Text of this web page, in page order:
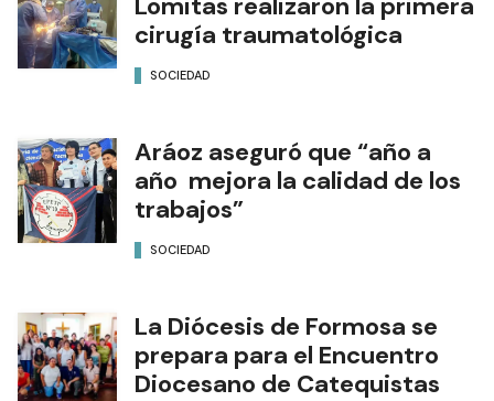
cirugía traumatológica
SOCIEDAD
Aráoz aseguró que “año a
año mejora la calidad de los
trabajos”
SOCIEDAD
La Diócesis de Formosa se
prepara para el Encuentro
Diocesano de Catequistas